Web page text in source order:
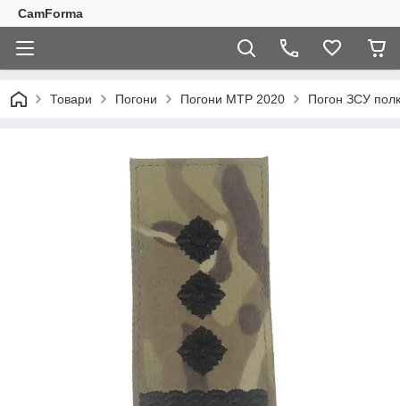
CamForma
Товари Погони Погони МТP 2020 Погон ЗСУ